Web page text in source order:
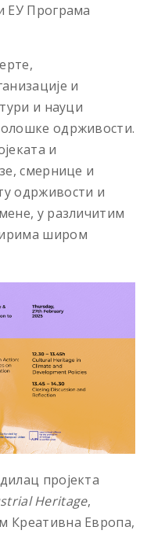
ЕУ Програма
и
и науци
одрживости.
и
смернице и
одрживости и
у различитим
широм
пројекта
Heritage,
Креативна Европа,